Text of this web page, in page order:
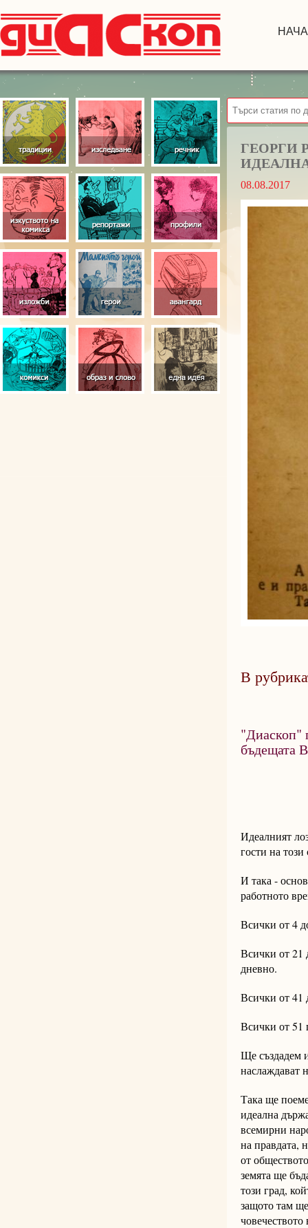
ГЕОРГИ
08.08.2017
В
"Диаскоп"
бъдещата
Идеалният
гости на този
И така -
работното
Всички от 4
Всички от 21
дневно.
Всички от 41
Всички от 51
Ще създадем
наслаждават
Така ще
идеална
всемирни
на правдата,
от
земята ще
този град,
защото там